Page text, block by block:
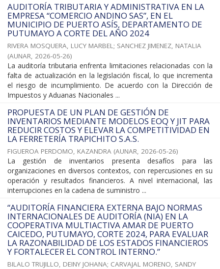
AUDITORÍA TRIBUTARIA Y ADMINISTRATIVA EN LA
EMPRESA “COMERCIO ANDINO SAS”, EN EL
MUNICIPIO DE PUERTO ASÍS, DEPARTAMENTO DE
PUTUMAYO A CORTE DEL AÑO 2024
RIVERA MOSQUERA, LUCY MARBEL; SANCHEZ JIMENEZ, NATALIA
(AUNAR, 2026-05-26)
La auditoría tributaria enfrenta limitaciones relacionadas con la
falta de actualización en la legislación fiscal, lo que incrementa
el riesgo de incumplimiento. De acuerdo con la Dirección de
Impuestos y Aduanas Nacionales ...
PROPUESTA DE UN PLAN DE GESTIÓN DE
INVENTARIOS MEDIANTE MODELOS EOQ Y JIT PARA
REDUCIR COSTOS Y ELEVAR LA COMPETITIVIDAD EN
LA FERRETERÍA TRAPICHITO S.A.S.
FIGUEROA PERDOMO, KAZANDRA (AUNAR, 2026-05-26)
La gestión de inventarios presenta desafíos para las
organizaciones en diversos contextos, con repercusiones en su
operación y resultados financieros. A nivel internacional, las
interrupciones en la cadena de suministro ...
“AUDITORÍA FINANCIERA EXTERNA BAJO NORMAS
INTERNACIONALES DE AUDITORÍA (NIA) EN LA
COOPERATIVA MULTIACTIVA AMAR DE PUERTO
CAICEDO, PUTUMAYO, CORTE 2024, PARA EVALUAR
LA RAZONABILIDAD DE LOS ESTADOS FINANCIEROS
Y FORTALECER EL CONTROL INTERNO.”
BILALO TRUJILLO, DEINY JOHANA; CARVAJAL MORENO, SANDY